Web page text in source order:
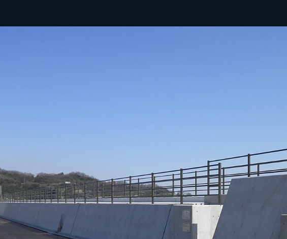
お知らせ 拓海ペーパークラフ